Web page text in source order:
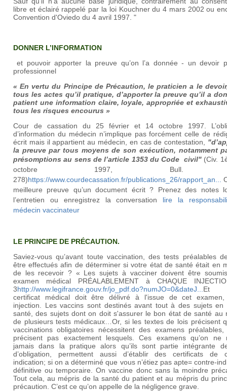
libre et éclairé rappelé par la loi Kouchner du 4 mars 2002 ou
Convention d'Oviedo du 4 avril 1997. "
DONNER L’INFORMATION
et pouvoir apporter la preuve qu’on l’a donnée - un devoir
professionnel
« En vertu du Principe de Précaution, le praticien a le
tous les actes qu’il pratique, d’apporter la preuve qu’il a
patient une information claire, loyale, appropriée et
tous les risques encourus »
Cour de cassation du 25 février et 14 octobre 1997.
d’information du médecin n’implique pas forcément celle de
écrit mais il appartient au médecin, en cas de contestation,
la preuve par tous moyens de son exécution, notamment
présomptions au sens de l’article 1353 duCodecivil" (Civ.
octobre 1997, Bull.
278)https://www.courdecassation.fr/publications_26/rapport_an...
meilleure preuve qu’un document écrit ? Prenez des notes
l’entretien ou enregistrez la conversation lire la
médecin vaccinateur
LE PRINCIPE DE PRÉCAUTION.
Saviez-vous qu’avant toute vaccination, des tests préalables
être effectués afin de déterminer si votre état de santé était en
de les recevoir ? « Les sujets à vacciner doivent être
examen médical PRÉALABLEMENT à CHAQUE
3http://www.legifrance.gouv.fr/jo_pdf.do?numJO=0&dateJ... Et
certificat médical doit être délivré à l'issue de cet examen,
injection. Les vaccins sont destinés avant tout à des sujets en
santé, des sujets dont on doit s'assurer le bon état de santé au
de plusieurs tests médicaux…Or, si les textes de lois précisent
vaccinations obligatoires nécessitent des examens
précisent pas exactement lesquels. Ces examens qu’on ne
jamais dans la pratique alors qu’ils sont partie intégrante
d’obligation, permettent aussi d’établir des certificats de
indication; si on a déterminé que vous n’étiez pas apte= contre-
définitive ou temporaire. On vaccine donc sans la moindre
Tout cela, au mépris de la santé du patient et au mépris du
précaution. C’est ce qu’on appelle de la négligence grave.